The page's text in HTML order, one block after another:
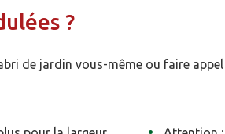
?
de jardin vous-même ou faire